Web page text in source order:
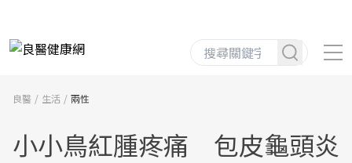
良醫 生活 兩性
小小鳥紅腫疼痛 包皮龜頭炎